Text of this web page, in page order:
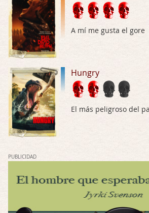
Possession
Por: Chupasangre
Mi opinión en su día. Su duracion me ha
El eslabón podrido
Por: Luar
Possession
Por: FrancHis
Por: FrancHis
Yo justo fui a verla ayer al cine y la ver …
A mí me gusta el gore
Hungry
El más peligroso del
PUBLICIDAD